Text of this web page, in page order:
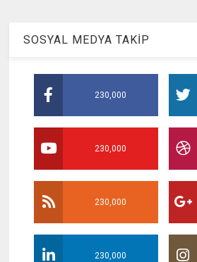
SOSYAL MEDYA TAKİP
230,000
230,000
230,000
230,000